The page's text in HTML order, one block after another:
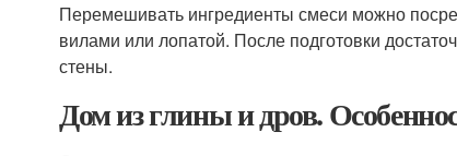
Перемешивать ингредиенты смеси можно
вилами или лопатой. После подготовки
стены.
Дом из глины и дров.